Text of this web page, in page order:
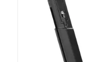
ZUM WARENKORB HINZUFÜGEN